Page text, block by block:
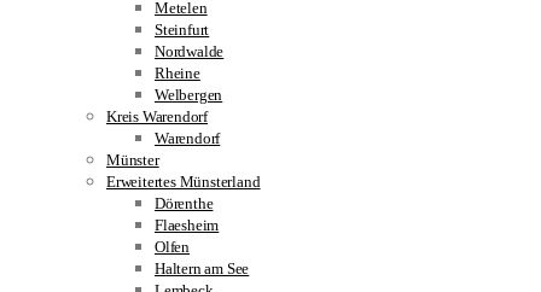
Metelen
Steinfurt
Nordwalde
Rheine
Welbergen
Kreis Warendorf
Warendorf
Münster
Erweitertes Münsterland
Dörenthe
Flaesheim
Olfen
Haltern am See